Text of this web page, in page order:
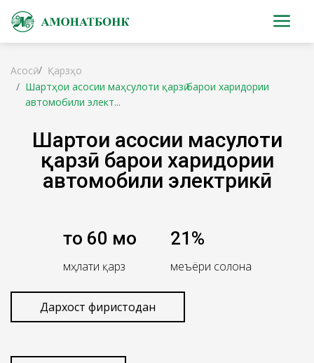
Асосӣ
Қарзҳо
Шартҳои асосии маҳсулоти қарзӣ барои харидории
автомобили элект...
Шартҳои асосии маҳсулоти
қарзӣ барои харидории
автомобили электрикӣ
то 60 моҳ
мӯҳлати қарз
21%
меъёри солона
Дархост фиристодан